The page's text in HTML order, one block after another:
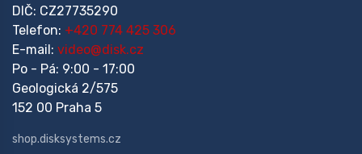
DIČ: CZ27735290
Telefon: +420 774 425 306
E-mail: video@disk.cz
Po - Pá: 9:00 - 17:00
Geologická 2/575
152 00 Praha 5
shop.disksystems.cz